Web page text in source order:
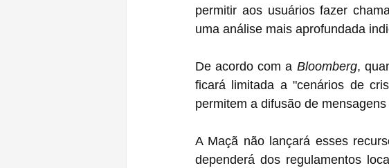
permitir aos usuários fazer
uma análise mais aprofundada
De acordo com a Bloomberg,
ficará limitada a "cenários de
permitem a difusão de
A Maçã não lançará esses
dependerá dos regulamentos